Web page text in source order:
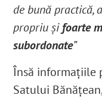
de bună practică,
propriu șifoarte
subordonate”
Însă informațiile
Satului